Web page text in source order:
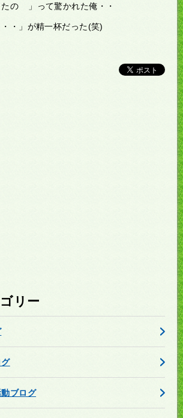
たの 」って驚かれた俺・・
・・」が精一杯だった(笑)
リー
ブログ